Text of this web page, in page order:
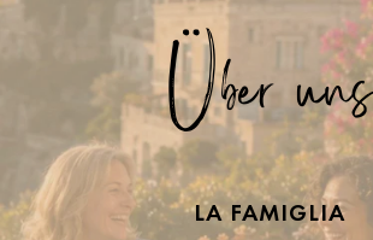
Über uns
LA FAMIGLIA